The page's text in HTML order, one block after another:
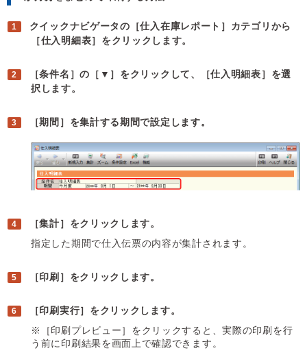
クイックナビゲータの［仕入在庫レポート］カテゴリから
［仕入明細表］をクリックします。
［条件名］の［▼］をクリックして、［仕入明細表］を選
択します。
［期間］を集計する期間で設定します。
［集計］をクリックします。
指定した期間で仕入伝票の内容が集計されます。
［印刷］をクリックします。
［印刷実行］をクリックします。
※［印刷プレビュー］をクリックすると、実際の印刷を行
う前に印刷結果を画面上で確認できます。